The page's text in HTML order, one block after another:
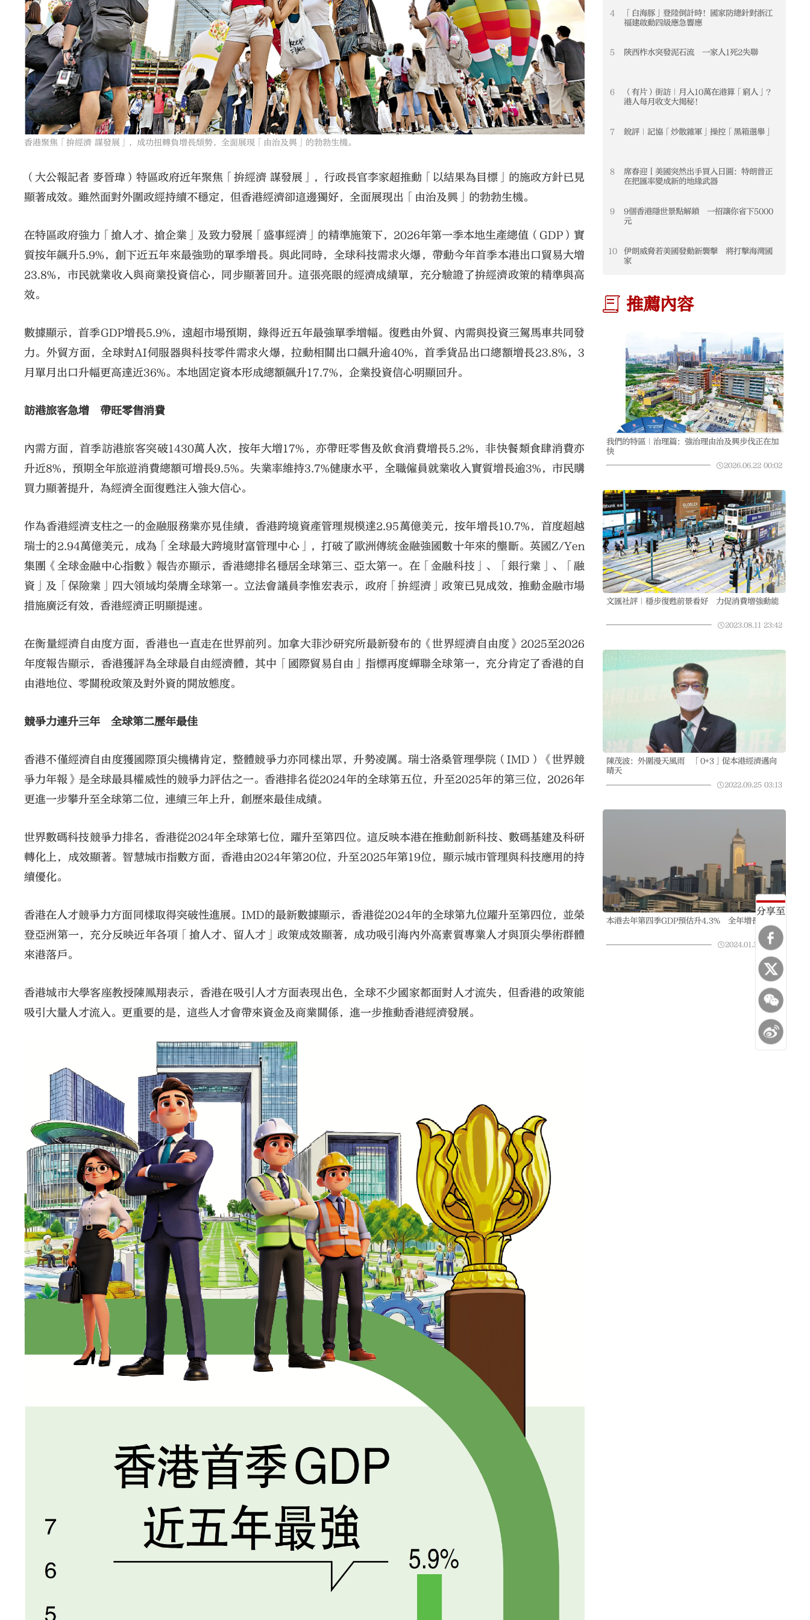
分享至
香港聚焦「拚經濟 謀發展」，成功扭轉負增長頹勢，全面展現「由治及興」的勃勃生機。
（大公報記者 麥晉瑋）特區政府近年聚焦「拚經濟 謀發展」，行政長官李家超推動「以結果為目標」的施政方針已見
顯著成效。雖然面對外圍政經持續不穩定，但香港經濟卻這邊獨好，全面展現出「由治及興」的勃勃生機。
在特區政府強力「搶人才、搶企業」及致力發展「盛事經濟」的精準施策下，2026年第一季本地生產總值（GDP）實
質按年飆升5.9%，創下近五年來最強勁的單季增長。與此同時，全球科技需求火爆，帶動今年首季本港出口貿易大增
23.8%，市民就業收入與商業投資信心，同步顯著回升。這張亮眼的經濟成績單，充分驗證了拚經濟政策的精準與高
效。
數據顯示，首季GDP增長5.9%，遠超市場預期，錄得近五年最強單季增幅。復甦由外貿、內需與投資三駕馬車共同發
力。外貿方面，全球對AI伺服器與科技零件需求火爆，拉動相關出口飆升逾40%，首季貨品出口總額增長23.8%，3
月單月出口升幅更高達近36%。本地固定資本形成總額飆升17.7%，企業投資信心明顯回升。
訪港旅客急增 帶旺零售消費
內需方面，首季訪港旅客突破1430萬人次，按年大增17%，亦帶旺零售及飲食消費增長5.2%，非快餐類食肆消費亦
升近8%，預期全年旅遊消費總額可增長9.5%。失業率維持3.7%健康水平，全職僱員就業收入實質增長逾3%，市民購
買力顯著提升，為經濟全面復甦注入強大信心。
作為香港經濟支柱之一的金融服務業亦見佳績，香港跨境資產管理規模達2.95萬億美元，按年增長10.7%，首度超越
瑞士的2.94萬億美元，成為「全球最大跨境財富管理中心」，打破了歐洲傳統金融強國數十年來的壟斷。英國Z/Yen
集團《全球金融中心指數》報告亦顯示，香港總排名穩居全球第三、亞太第一。在「金融科技」、「銀行業」、「融
資」及「保險業」四大領域均榮膺全球第一。立法會議員李惟宏表示，政府「拚經濟」政策已見成效，推動金融市場
措施廣泛有效，香港經濟正明顯提速。
在衡量經濟自由度方面，香港也一直走在世界前列。加拿大菲沙研究所最新發布的《世界經濟自由度》2025至2026
年度報告顯示，香港獲評為全球最自由經濟體，其中「國際貿易自由」指標再度蟬聯全球第一，充分肯定了香港的自
由港地位、零關稅政策及對外資的開放態度。
競爭力連升三年 全球第二歷年最佳
香港不僅經濟自由度獲國際頂尖機構肯定，整體競爭力亦同樣出眾，升勢凌厲。瑞士洛桑管理學院（IMD）《世界競
爭力年報》是全球最具權威性的競爭力評估之一。香港排名從2024年的全球第五位，升至2025年的第三位，2026年
更進一步攀升至全球第二位，連續三年上升，創歷來最佳成績。
世界數碼科技競爭力排名，香港從2024年全球第七位，躍升至第四位。這反映本港在推動創新科技、數碼基建及科研
轉化上，成效顯著。智慧城市指數方面，香港由2024年第20位，升至2025年第19位，顯示城市管理與科技應用的持
續優化。
香港在人才競爭力方面同樣取得突破性進展。IMD的最新數據顯示，香港從2024年的全球第九位躍升至第四位，並榮
登亞洲第一，充分反映近年各項「搶人才、留人才」政策成效顯著，成功吸引海內外高素質專業人才與頂尖學術群體
來港落戶。
香港城市大學客座教授陳鳳翔表示，香港在吸引人才方面表現出色，全球不少國家都面對人才流失，但香港的政策能
吸引大量人才流入。更重要的是，這些人才會帶來資金及商業關係，進一步推動香港經濟發展。
4
「白海豚」登陸倒計時！國家防總針對浙江
福建啟動四級應急響應
5 陝西柞水突發泥石流 一家人1死2失聯
6
（有片）街訪｜月入10萬在港算「窮人」？
港人每月收支大揭秘！
7 銳評｜記協「炒散雜軍」操控「黑箱選舉」
8
席春迎丨美國突然出手買入日圓：特朗普正
在把匯率變成新的地緣武器
9
9個香港隱世景點解鎖 一招讓你省下5000
元
10
伊朗威脅若美國發動新襲擊 將打擊海灣國
家
推薦內容
我們的特區｜治理篇：強治理由治及興步伐正在加
快
2026.06.22 00:02
文匯社評｜穩步復甦前景看好 力促消費增強動能
2023.08.11 23:42
陳茂波：外圍漫天風雨 「0+3」促本港經濟邁向
晴天
2022.09.25 03:13
本港去年第四季GDP預估升4.3% 全年增長3.2%
2024.01.31 09:48